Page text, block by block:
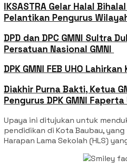
IKSASTRA Gelar Halal
Pelantikan Pengurus
DPD dan DPC GMNI Sultra
Persatuan Nasional GMNI ‎
‎DPK GMNI FEB UHO
‎Diakhir Purna Bakti, Ketua
Pengurus DPK GMNI Faperta
Upaya ini ditujukan untuk
pendidikan di Kota Baubau,
Harapan Lama Sekolah (HLS)